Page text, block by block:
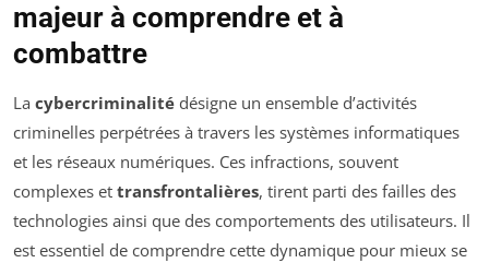
majeur à comprendre et à
combattre
La cybercriminalité désigne un ensemble d’activités
criminelles perpétrées à travers les systèmes informatiques
et les réseaux numériques. Ces infractions, souvent
complexes et transfrontalières, tirent parti des failles des
technologies ainsi que des comportements des utilisateurs. Il
est essentiel de comprendre cette dynamique pour mieux se